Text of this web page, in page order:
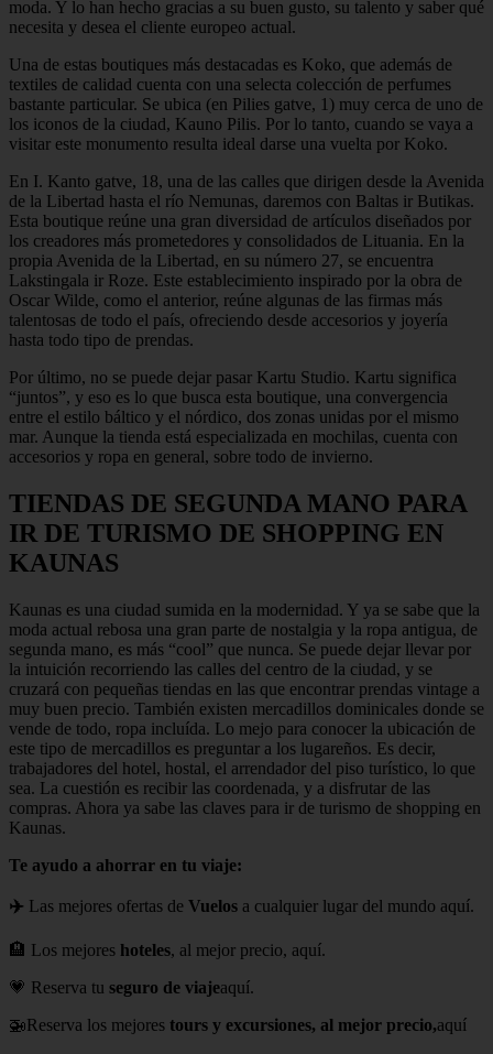
moda. Y lo han hecho gracias a su buen gusto, su talento y saber qué
necesita y desea el cliente europeo actual.
Una de estas boutiques más destacadas es Koko, que además de
textiles de calidad cuenta con una selecta colección de perfumes
bastante particular. Se ubica (en Pilies gatve, 1) muy cerca de uno de
los iconos de la ciudad, Kauno Pilis. Por lo tanto, cuando se vaya a
visitar este monumento resulta ideal darse una vuelta por Koko.
En I. Kanto gatve, 18, una de las calles que dirigen desde la Avenida
de la Libertad hasta el río Nemunas, daremos con Baltas ir Butikas.
Esta boutique reúne una gran diversidad de artículos diseñados por
los creadores más prometedores y consolidados de Lituania. En la
propia Avenida de la Libertad, en su número 27, se encuentra
Lakstingala ir Roze. Este establecimiento inspirado por la obra de
Oscar Wilde, como el anterior, reúne algunas de las firmas más
talentosas de todo el país, ofreciendo desde accesorios y joyería
hasta todo tipo de prendas.
Por último, no se puede dejar pasar Kartu Studio. Kartu significa
“juntos”, y eso es lo que busca esta boutique, una convergencia
entre el estilo báltico y el nórdico, dos zonas unidas por el mismo
mar. Aunque la tienda está especializada en mochilas, cuenta con
accesorios y ropa en general, sobre todo de invierno.
TIENDAS DE SEGUNDA MANO PARA
IR DE TURISMO DE SHOPPING EN
KAUNAS
Kaunas es una ciudad sumida en la modernidad. Y ya se sabe que la
moda actual rebosa una gran parte de nostalgia y la ropa antigua, de
segunda mano, es más “cool” que nunca. Se puede dejar llevar por
la intuición recorriendo las calles del centro de la ciudad, y se
cruzará con pequeñas tiendas en las que encontrar prendas vintage a
muy buen precio. También existen mercadillos dominicales donde se
vende de todo, ropa incluída. Lo mejo para conocer la ubicación de
este tipo de mercadillos es preguntar a los lugareños. Es decir,
trabajadores del hotel, hostal, el arrendador del piso turístico, lo que
sea. La cuestión es recibir las coordenada, y a disfrutar de las
compras. Ahora ya sabe las claves para ir de turismo de shopping en
Kaunas.
Te ayudo a ahorrar en tu viaje:
✈️ Las mejores ofertas de Vuelos a cualquier lugar del mundo aquí.
🏨 Los mejores hoteles, al mejor precio, aquí.
💗 Reserva tu seguro de viajeaquí.
🚁Reserva los mejores tours y excursiones, al mejor precio,aquí